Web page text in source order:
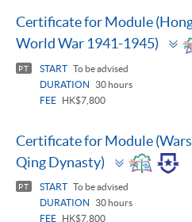
Certificate for Module
World War 1941-1945)
PT START To be advised
DURATION
30 hours
FEE
HK$7,800
Certificate for Module
Qing Dynasty)
Toggle
panel
PT START To be advised
DURATION
30 hours
FEE
HK$7,800